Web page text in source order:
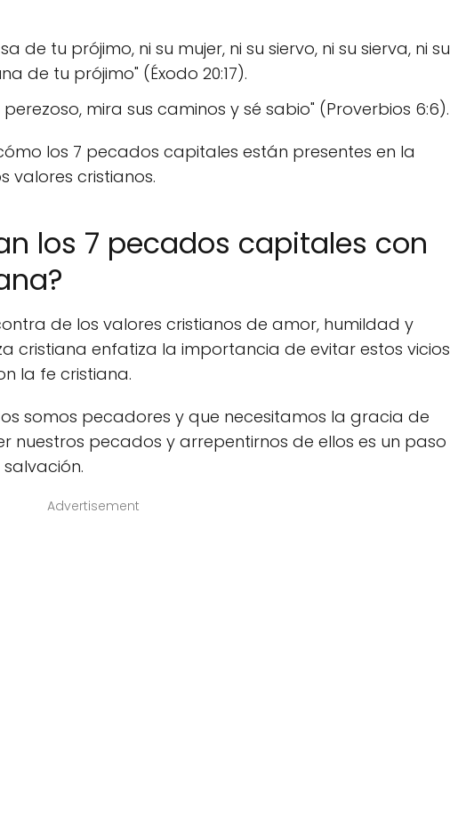
de tu prójimo, ni su mujer, ni su siervo, ni su sierva, ni su
de tu prójimo" (Éxodo 20:17).
mira sus caminos y sé sabio" (Proverbios 6:6).
los 7 pecados capitales están presentes en la
valores cristianos.
los 7 pecados capitales con
de los valores cristianos de amor, humildad y
cristiana enfatiza la importancia de evitar estos vicios
la fe cristiana.
somos pecadores y que necesitamos la gracia de
nuestros pecados y arrepentirnos de ellos es un paso
Advertisement